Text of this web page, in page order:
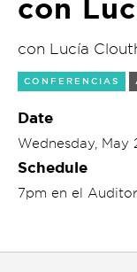
Garden
Bookstore
Workshop
Conferencias
Cursos
Festivales
Líderes 2025
con
con Lucía
CONFERENCIAS
Date
Wednesday, May
Schedule
7pm en el